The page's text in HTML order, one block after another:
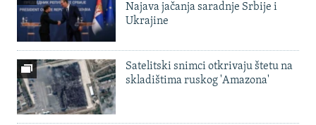
Najava jačanja saradnje Srbije i
Ukrajine
Satelitski snimci otkrivaju štetu na
skladištima ruskog 'Amazona'